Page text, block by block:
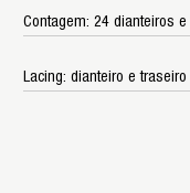
Contagem: 24 dianteiros
Lacing: dianteiro e